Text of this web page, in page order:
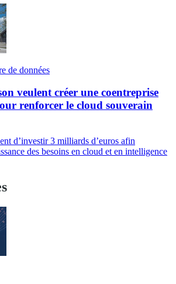
de données
veulent créer une coentreprise
renforcer le cloud souverain
d’investir 3 milliards d’euros afin
des besoins en cloud et en intelligence